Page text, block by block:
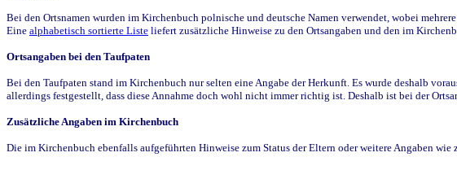
Bei den Ortsnamen wurden im Kirchenbuch polnische und deutsche Namen verwendet, wobei
Eine alphabetisch sortierte Liste liefert zusätzliche Hinweise zu den Ortsangaben und den im
Ortsangaben bei den Taufpaten
Bei den Taufpaten stand im Kirchenbuch nur selten eine Angabe der Herkunft. Es wurde deshalb
allerdings festgestellt, dass diese Annahme doch wohl nicht immer richtig ist. Deshalb ist bei der
Zusätzliche Angaben im Kirchenbuch
Die im Kirchenbuch ebenfalls aufgeführten Hinweise zum Status der Eltern oder weitere Angaben wie